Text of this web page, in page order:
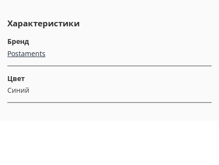
Характеристики
Бренд
Postaments
Цвет
Синий